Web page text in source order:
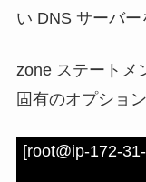
い DNS サーバー
zone ステートメ
固有のオプショ
[root@ip-172-